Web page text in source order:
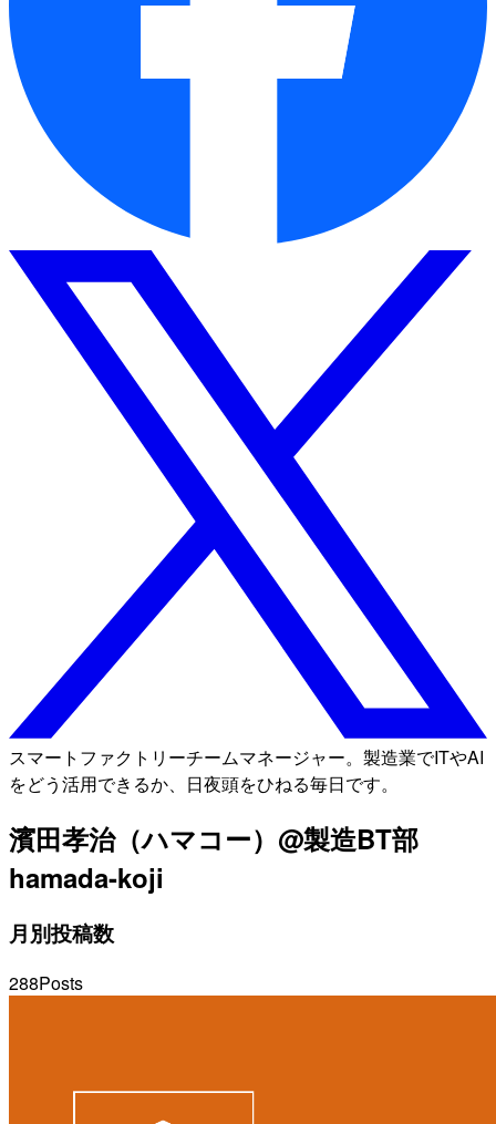
スマートファクトリーチームマネージャー。製造業でITやAI
をどう活用できるか、日夜頭をひねる毎日です。
濱田孝治（ハマコー）@製造BT部
hamada-koji
月別投稿数
288Posts